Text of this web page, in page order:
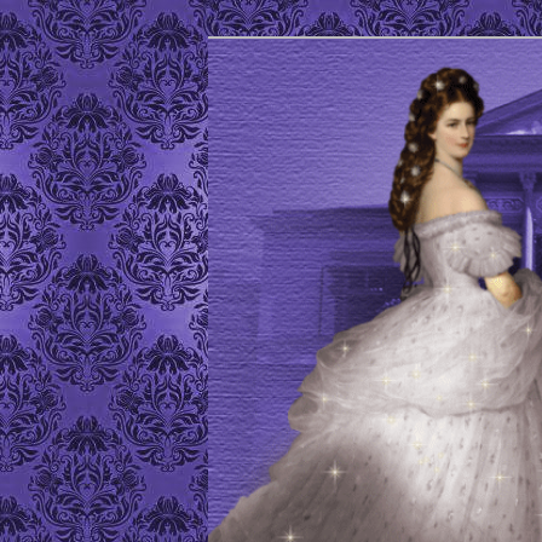
ELISABETH
Site de l'Association Elisabeth